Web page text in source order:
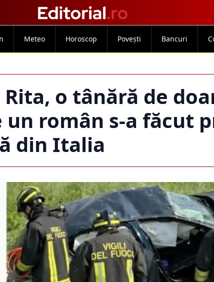
Meteo Horoscop Povești Bancuri
o tânără de
un român s-a făcut
din Italia